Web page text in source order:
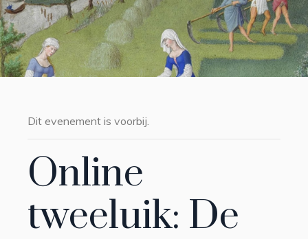
Dit evenement is voorbij.
Online
tweeluik: De